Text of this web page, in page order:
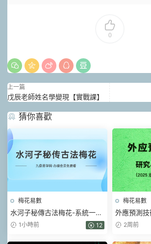
0
上一篇
戊辰老師姓名學變現【實戰課】
猜你喜歡
梅花易數
水河子秘傳古法梅花-系統一體
班.pdf 317頁
1小時前 12
梅花易數
外應預測
(2025 版内
2周前